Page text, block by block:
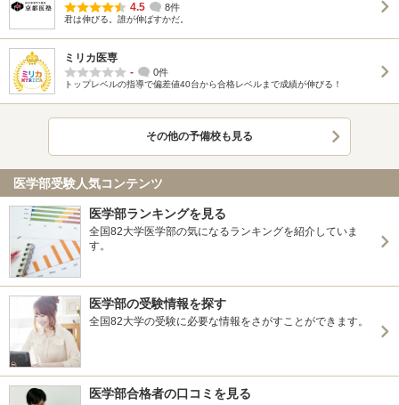
4.5
8件
君は伸びる。誰が伸ばすかだ。
ミリカ医専
-
0件
トップレベルの指導で偏差値40台から合格レベルまで成績が伸びる！
その他の予備校も見る
医学部受験人気コンテンツ
医学部ランキングを見る
全国82大学医学部の気になるランキングを紹介していま
す。
医学部の受験情報を探す
全国82大学の受験に必要な情報をさがすことができます。
医学部合格者の口コミを見る